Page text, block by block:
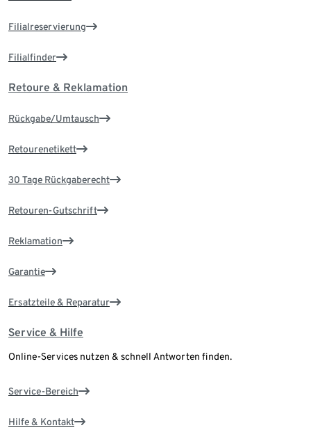
Filialreservierung
Filialfinder
Retoure & Reklamation
Rückgabe/Umtausch
Retourenetikett
30 Tage Rückgaberecht
Retouren-Gutschrift
Reklamation
Garantie
Ersatzteile & Reparatur
Service & Hilfe
Online-Services nutzen & schnell Antworten finden.
Service-Bereich
Hilfe & Kontakt